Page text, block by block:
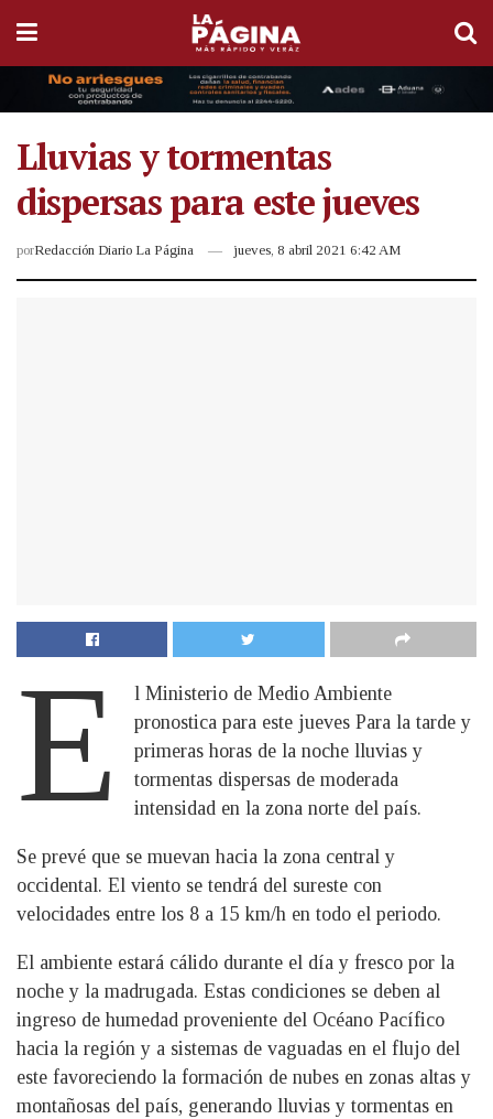
Lluvias y tormentas
dispersas para este jueves
porRedacción Diario La Página jueves, 8 abril 2021 6:42 AM
E
l Ministerio de Medio Ambiente
pronostica para este jueves Para la tarde y
primeras horas de la noche lluvias y
tormentas dispersas de moderada
intensidad en la zona norte del país.
Se prevé que se muevan hacia la zona central y
occidental. El viento se tendrá del sureste con
velocidades entre los 8 a 15 km/h en todo el periodo.
El ambiente estará cálido durante el día y fresco por la
noche y la madrugada. Estas condiciones se deben al
ingreso de humedad proveniente del Océano Pacífico
hacia la región y a sistemas de vaguadas en el flujo del
este favoreciendo la formación de nubes en zonas altas y
montañosas del país, generando lluvias y tormentas en